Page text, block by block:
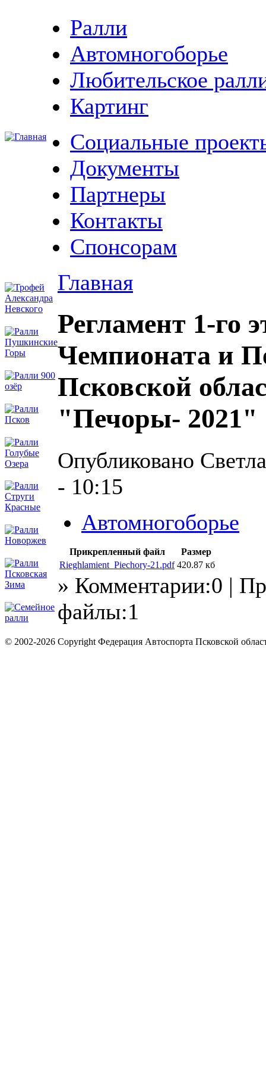
Ралли
Автомногоборье
Любительское
Картинг
Социальные
Документы
Партнеры
Контакты
Спонсорам
Главная
Регламент 1-го
Чемпионата и
Псковской
"Печоры- 2021"
Опубликовано
- 10:15
Автомногоборье
Прикрепленный файл
Размер
Rieghlamient_Piechory-21.pdf 420.87 кб
» Комментарии:0 |
файлы:1
© 2002-2026 Copyright Федерация Автоспорта Псковской